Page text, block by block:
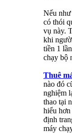
Nếu
có thói
vụ này.
khi
tiền 1
chạy bộ
Thuê
nào đó
nghiệm
thao tại
hiểu
định
máy